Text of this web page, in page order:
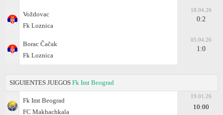
Voždovac
Fk Loznica
18.04.26
0:2
Borac Čačak
Fk Loznica
05.04.26
1:0
SIGUIENTES JUEGOS Fk Imt Beograd
Fk Imt Beograd
FC Makhachkala
19.01.26
10:00